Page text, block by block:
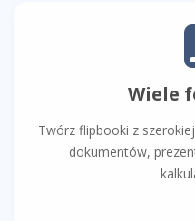
Wiele
Twórz flipbooki z
dokumentów,